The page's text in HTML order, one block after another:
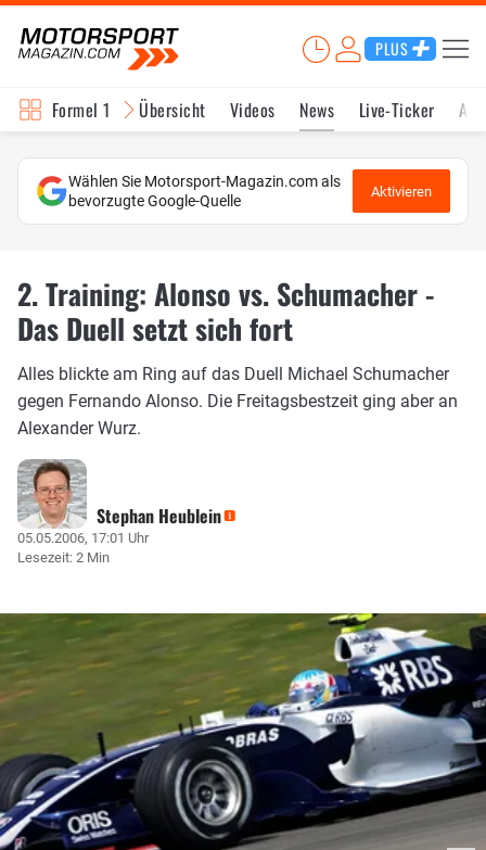
PLUS
Formel 1 Übersicht Videos News Live-Ticker
Wählen Sie Motorsport-Magazin.com als
bevorzugte Google-Quelle
Aktivieren
2. Training: Alonso vs. Schumacher -
Das Duell setzt sich fort
Alles blickte am Ring auf das Duell Michael Schumacher
gegen Fernando Alonso. Die Freitagsbestzeit ging aber an
Alexander Wurz.
Stephan Heublein
05.05.2006, 17:01 Uhr
Lesezeit: 2 Min